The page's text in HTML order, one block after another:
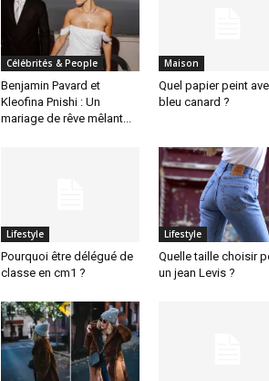
Maghreb
Célébrités & People
Benjamin Pavard et
Kleofina Pnishi : Un
mariage de rêve mêlant...
Maison
Quel papier peint
bleu canard ?
Lifestyle
Pourquoi être délégué de
classe en cm1 ?
Lifestyle
Quelle taille choisir
un jean Levis ?